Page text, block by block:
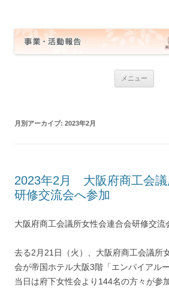
メニュー
月別アーカイブ: 2023年2月
2023年2月 大阪府商工会議
研修交流会へ参加
大阪府商工会議所女性会連合会研修交流
去る2月21日（火）、大阪府商工会議所
会が帝国ホテル大阪3階「エンパイアル
当日は府下女性会より144名の方々が参